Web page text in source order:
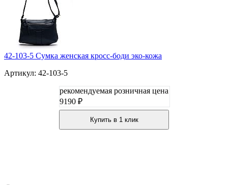
42-103-5 Сумка женская кросс-боди эко-кожа
Артикул: 42-103-5
рекомендуемая розничная цена
9190 ₽
Купить в 1 клик